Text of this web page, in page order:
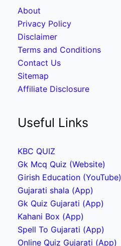
About
Privacy Policy
Disclaimer
Terms and Conditions
Contact Us
Sitemap
Affiliate Disclosure
Useful Links
KBC QUIZ
Gk Mcq Quiz (Website)
Girish Education (YouTube)
Gujarati shala (App)
Gk Quiz Gujarati (App)
Kahani Box (App)
Spell To Gujarati (App)
Online Quiz Gujarati (App)